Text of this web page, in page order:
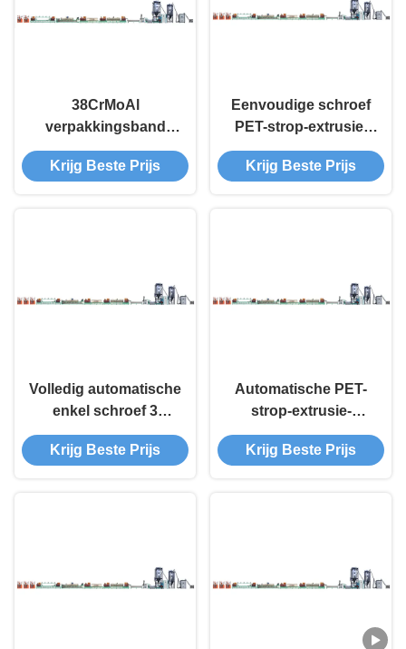
38CrMoAl
verpakkingsband
PET band extrusie
machine PET band
Krijg Beste Prijs
Eenvoudige schroef
PET-strop-extrusie-
machine met hoge
nauwkeurigheid
Krijg Beste Prijs
Volledig automatische
enkel schroef 3
banden PET banden
extruderingsmachine
Krijg Beste Prijs
Automatische PET-
strop-extrusie-
machine met hoge
nauwkeurigheid
Krijg Beste Prijs